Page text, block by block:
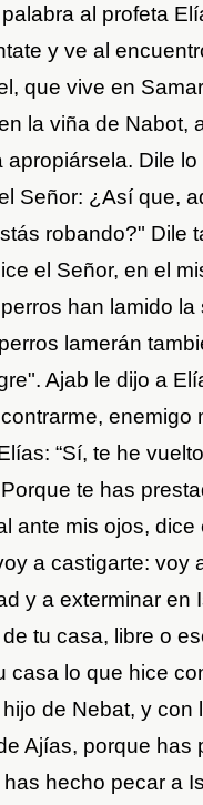
al profeta
y ve al
que vive en
la viña de Nabot,
apropiársela. Dile
Señor: ¿Así que,
robando?" Dile
el Señor, en el
han lamido la
lamerán
Ajab le dijo a
enemigo
“Sí, te he
te has
ante mis ojos, dice
a castigarte: voy
y a exterminar en
tu casa, libre o
casa lo que hice
de Nebat, y con
Ajías, porque has
hecho pecar a